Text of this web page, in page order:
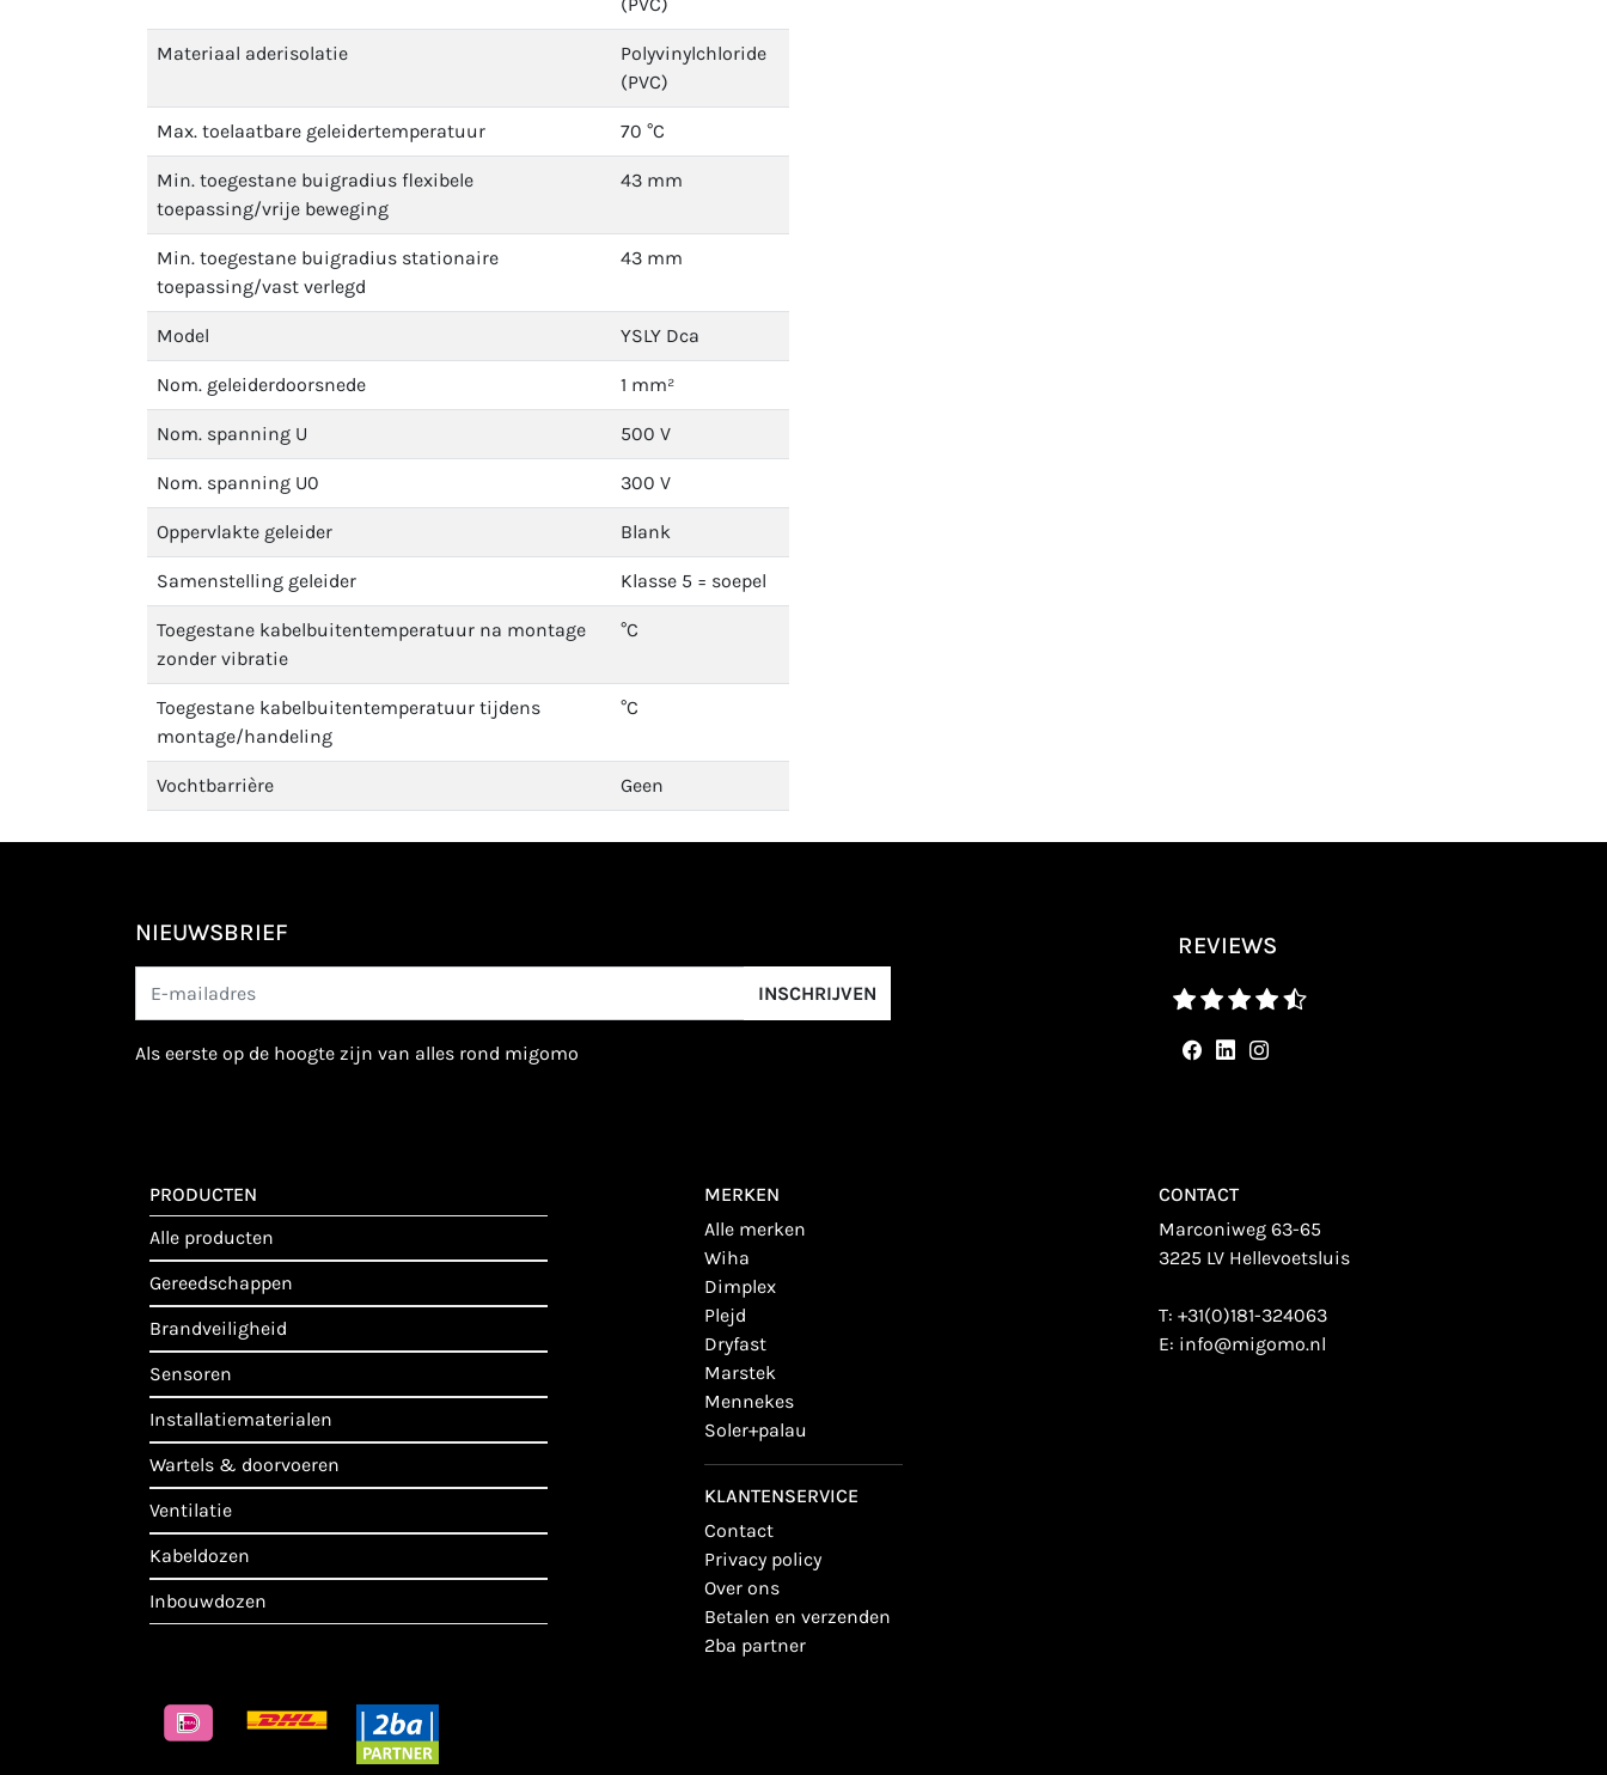
Materiaal aderisolatie
Polyvinylchloride
(PVC)
Max. toelaatbare geleidertemperatuur 70 °C
Min. toegestane buigradius flexibele
toepassing/vrije beweging
43 mm
Min. toegestane buigradius stationaire
toepassing/vast verlegd
43 mm
Model YSLY Dca
Nom. geleiderdoorsnede 1 mm²
Nom. spanning U 500 V
Nom. spanning U0 300 V
Oppervlakte geleider Blank
Samenstelling geleider Klasse 5 = soepel
Toegestane kabelbuitentemperatuur na montage
zonder vibratie
°C
Toegestane kabelbuitentemperatuur tijdens
montage/handeling
°C
Vochtbarrière Geen
NIEUWSBRIEF
INSCHRIJVEN
als eerste op de hoogte zijn van alles rond migomo
REVIEWS
PRODUCTEN
alle producten
gereedschappen
brandveiligheid
sensoren
installatiematerialen
wartels & doorvoeren
ventilatie
kabeldozen
inbouwdozen
MERKEN
alle merken
wiha
dimplex
plejd
dryfast
marstek
mennekes
soler+palau
KLANTENSERVICE
contact
privacy policy
over ons
betalen en verzenden
2ba partner
CONTACT
Marconiweg 63-65
3225 LV Hellevoetsluis
T:+31(0)181-324063
E: info@migomo.nl